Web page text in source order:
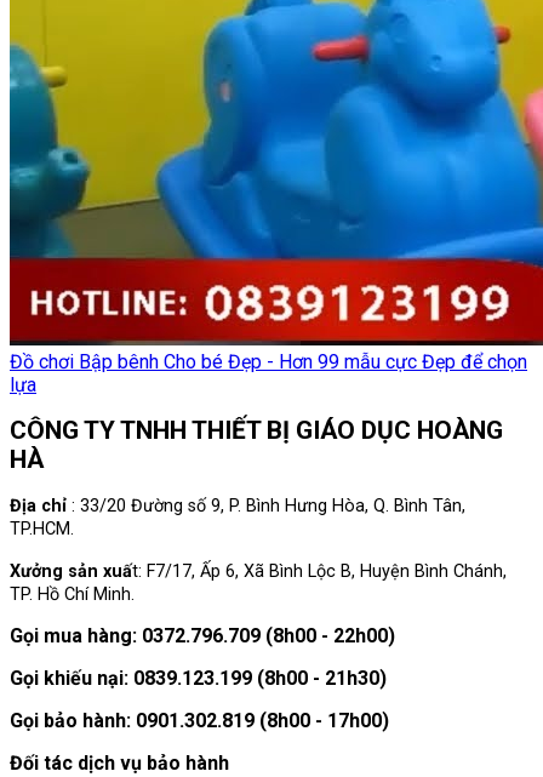
Đồ chơi Bập bênh Cho bé Đẹp - Hơn 99 mẫu cực Đẹp để chọn
lựa
CÔNG TY TNHH THIẾT BỊ GIÁO DỤC HOÀNG
HÀ
Địa chỉ : 33/20 Đường số 9, P. Bình Hưng Hòa, Q. Bình Tân,
TP.HCM.
Xưởng sản xuất: F7/17, Ấp 6, Xã Bình Lộc B, Huyện Bình Chánh,
TP. Hồ Chí Minh.
Gọi mua hàng: 0372.796.709 (8h00 - 22h00)
Gọi khiếu nại: 0839.123.199 (8h00 - 21h30)
Gọi bảo hành: 0901.302.819 (8h00 - 17h00)
Đối tác dịch vụ bảo hành